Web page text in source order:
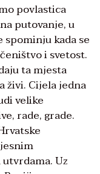
povlastica
putovanje, u
spominju kada se
i svetost.
ta mjesta
živi. Cijela jedna
velike
rade, grade.
Uz